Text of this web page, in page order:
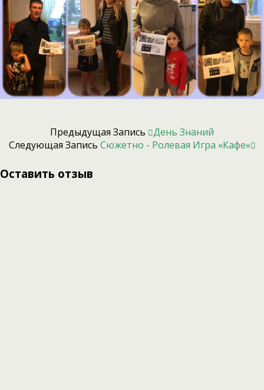
Предыдущая Запись
День Знаний
Следующая Запись Сюжетно - Ролевая Игра «Кафе»
Оставить отзыв